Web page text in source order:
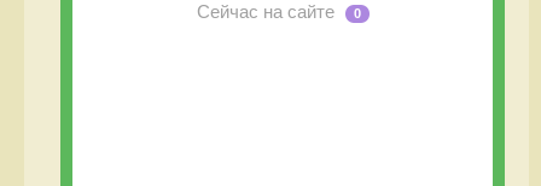
Сейчас на сайте 0